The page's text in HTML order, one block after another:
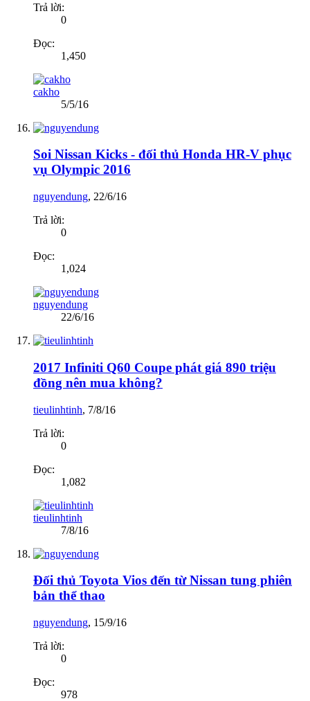
Trả lời:
0
Đọc:
1,450
cakho
5/5/16
Soi Nissan Kicks - đối thủ Honda HR-V phục
vụ Olympic 2016
nguyendung, 22/6/16
Trả lời:
0
Đọc:
1,024
nguyendung
22/6/16
2017 Infiniti Q60 Coupe phát giá 890 triệu
đồng nên mua không?
tieulinhtinh, 7/8/16
Trả lời:
0
Đọc:
1,082
tieulinhtinh
7/8/16
Đối thủ Toyota Vios đến từ Nissan tung phiên
bản thể thao
nguyendung, 15/9/16
Trả lời:
0
Đọc:
978